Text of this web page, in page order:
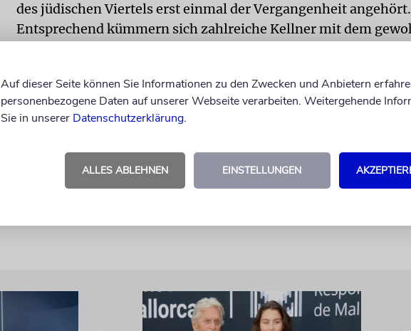
des jüdischen Viertels erst einmal der Vergangenheit angehört.
Entsprechend kümmern sich zahlreiche Kellner mit dem
Nachspeisen, die in allen koscheren Restaurants im Ghetto
werden.
Die Münchner Fotografin Lydia Bergida hat bei ihrem Besuch
von Restaurants und Läden in Porträts festgehalten – als
Hoffnung, die Pandemie möge endlich der Vergangenheit
Auf dieser Seite können Sie Informationen zu den Zwecken und Anbietern
personenbezogene Daten auf unserer Webseite verarbeiten. Weitergehende
Sie in unserer Datenschutzerklärung.
ALLES ABLEHNEN EINSTELLUNGEN